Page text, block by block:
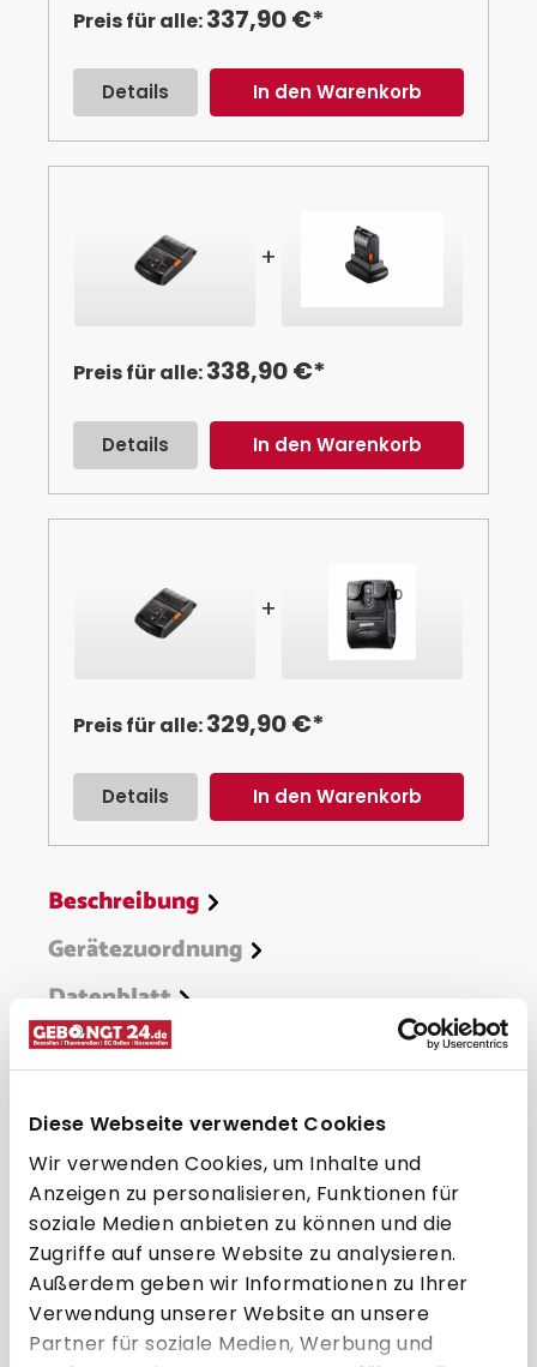
Diese Webseite verwendet Cookies
Wir verwenden Cookies, um Inhalte und
Anzeigen zu personalisieren, Funktionen für
soziale Medien anbieten zu können und die
Zugriffe auf unsere Website zu analysieren.
Außerdem geben wir Informationen zu Ihrer
Verwendung unserer Website an unsere
Partner für soziale Medien, Werbung und
Preis für alle:337,90 €*
Details In den Warenkorb
+
Preis für alle:338,90 €*
Details In den Warenkorb
+
Preis für alle:329,90 €*
Details In den Warenkorb
Beschreibung
Hersteller
Gerätezuordnung
Datenblatt
Zubehör für Bixolon SPP-
R200III
BUNDLE